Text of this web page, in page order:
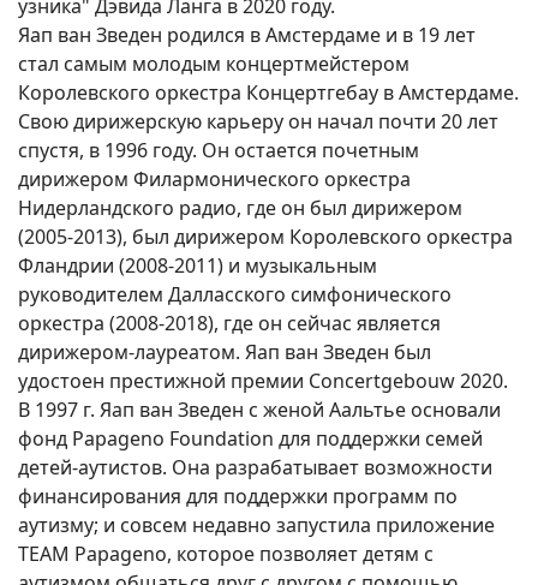
узника" Дэвида Ланга в 2020 году.
Яап ван Зведен родился в Амстердаме и в 19 лет
стал самым молодым концертмейстером
Королевского оркестра Концертгебау в Амстердаме.
Свою дирижерскую карьеру он начал почти 20 лет
спустя, в 1996 году. Он остается почетным
дирижером Филармонического оркестра
Нидерландского радио, где он был дирижером
(2005-2013), был дирижером Королевского оркестра
Фландрии (2008-2011) и музыкальным
руководителем Далласского симфонического
оркестра (2008-2018), где он сейчас является
дирижером-лауреатом. Яап ван Зведен был
удостоен престижной премии Concertgebouw 2020.
В 1997 г. Яап ван Зведен с женой Аальтье основали
фонд Papageno Foundation для поддержки семей
детей-аутистов. Она разрабатывает возможности
финансирования для поддержки программ по
аутизму; и совсем недавно запустила приложение
TEAM Papageno, которое позволяет детям с